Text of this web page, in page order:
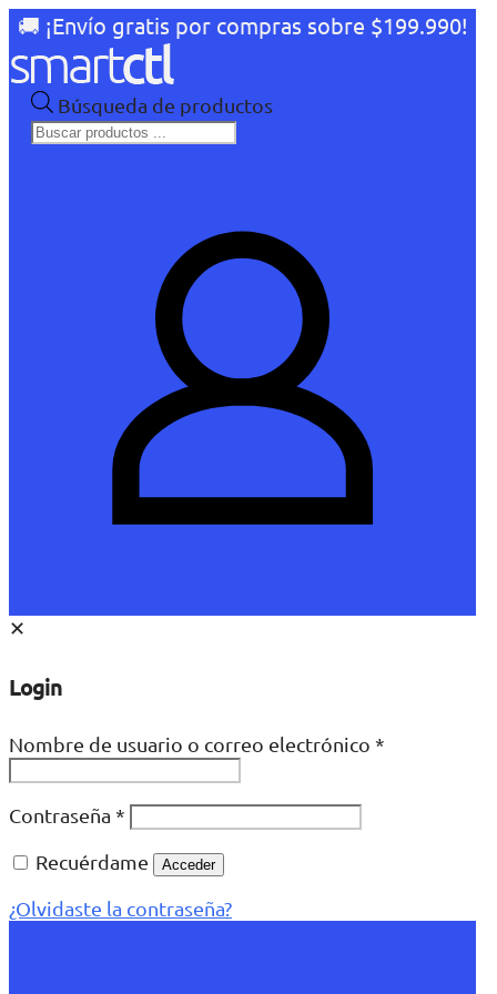
🚚 ¡Envío gratis por compras sobre $199.990!
Búsqueda de productos
✕
Login
Nombre de usuario o correo electrónico *
Contraseña *
Recuérdame
Acceder
¿Olvidaste la contraseña?